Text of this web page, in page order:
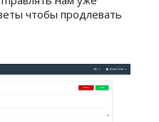
чтобы продлевать